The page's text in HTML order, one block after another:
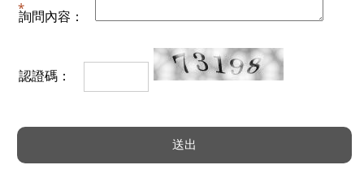
詢問內容：
認證碼：